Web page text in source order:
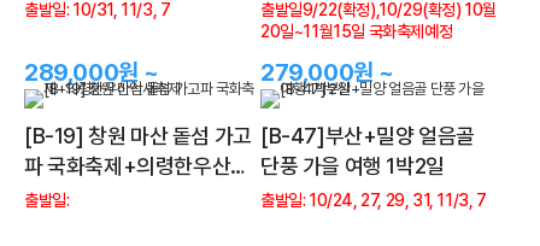
출발일: 10/31, 11/3, 7
289,000원 ~
출발일9/22(확정),10/29(확정) 10월
20일~11월15일 국화축제예정
279,000원 ~
[B-19] 창원 마산 돝섬 가고
파 국화축제+의령한우산억
새축제
출발일:
[B-47]부산+밀양 얼음골
단풍 가을 여행 1박2일
출발일: 10/24, 27, 29, 31, 11/3, 7